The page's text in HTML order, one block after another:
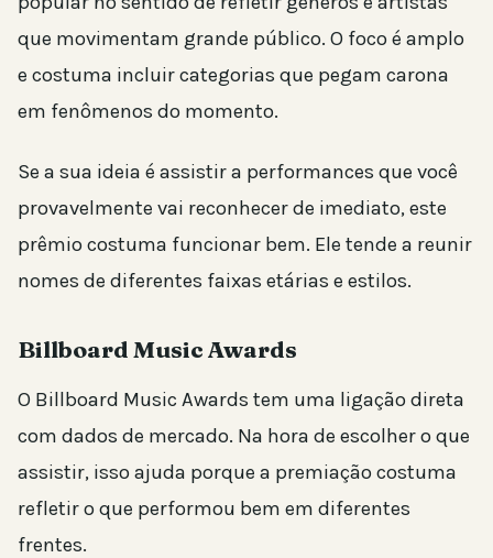
que movimentam grande público. O foco é amplo
e costuma incluir categorias que pegam carona
em fenômenos do momento.
Se a sua ideia é assistir a performances que você
provavelmente vai reconhecer de imediato, este
prêmio costuma funcionar bem. Ele tende a reunir
nomes de diferentes faixas etárias e estilos.
Billboard Music Awards
O Billboard Music Awards tem uma ligação direta
com dados de mercado. Na hora de escolher o que
assistir, isso ajuda porque a premiação costuma
refletir o que performou bem em diferentes
frentes.